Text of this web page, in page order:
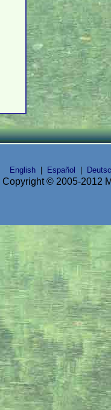
English Español
Copyright © 2005-2012